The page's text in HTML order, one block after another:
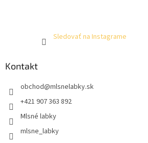
Sledovať na Instagrame
Kontakt
obchod@mlsnelabky.sk
+421 907 363 892
Mlsné labky
mlsne_labky